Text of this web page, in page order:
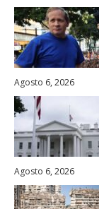
Agosto 6, 2026
Agosto 6, 2026